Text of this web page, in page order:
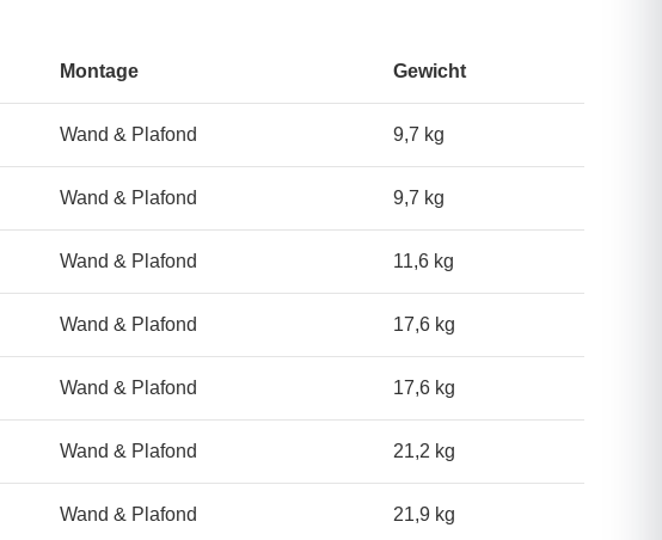
Montage Gewicht
Wand & Plafond 9,7 kg
Wand & Plafond 9,7 kg
Wand & Plafond 11,6 kg
Wand & Plafond 17,6 kg
Wand & Plafond 17,6 kg
Wand & Plafond 21,2 kg
Wand & Plafond 21,9 kg